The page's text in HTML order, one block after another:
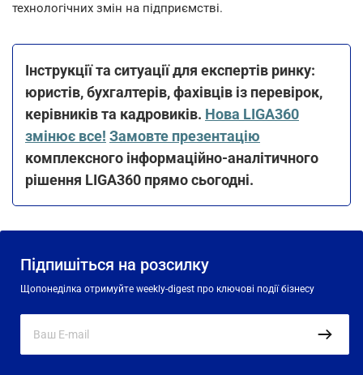
технологічних змін на підприємстві.
Інструкції та ситуації для експертів ринку:
юристів, бухгалтерів, фахівців із перевірок,
керівників та кадровиків. Нова LIGA360
змінює все! Замовте презентацію
комплексного інформаційно-аналітичного
рішення LIGA360 прямо сьогодні.
Підпишіться на розсилку
Щопонеділка отримуйте weekly-digest про ключові події бізнесу